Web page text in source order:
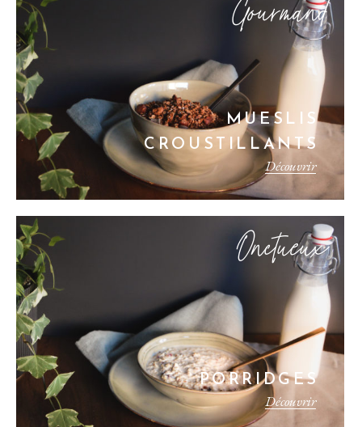
Gourmand
MUESLIS
CROUSTILLANTS
Découvrir
Onctueux
PORRIDGES
Découvrir